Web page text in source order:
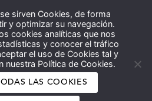
sirven Cookies, de forma
y optimizar su navegación.
cookies analíticas que nos
y conocer el tráfico
el uso de Cookies tal y
nuestra Política de Cookies.
LAS COOKIES
Español English